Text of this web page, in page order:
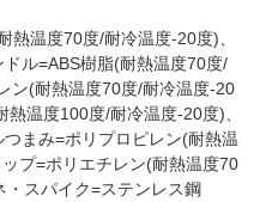
熱温度70度/耐冷温度-20度)、
ル=ABS樹脂(耐熱温度70度/
ン(耐熱温度70度/耐冷温度-20
温度100度/耐冷温度-20度)、
まみ=ポリプロピレン(耐熱温
プ=ポリエチレン(耐熱温度70
スパイク=ステンレス鋼